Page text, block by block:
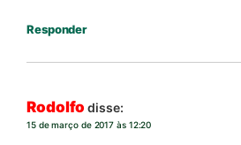
Responder
Rodolfo disse:
15 de março de 2017 às 12:20